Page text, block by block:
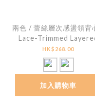
兩色 / 蕾絲層次感盪領背
Lace-Trimmed
Cowl Neck Tank Top
HK$268.00
加入購物車